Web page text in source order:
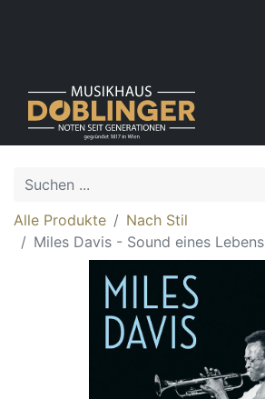
Alle Produkte
Nach Stil
Miles Davis - Sound eines Lebens